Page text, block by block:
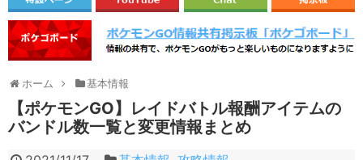
ホーム 基本情報
【ポケモンGO】レイドバトル報酬アイテムの
バンドル数一覧と変更情報まとめ